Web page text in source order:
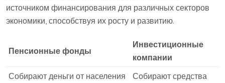
источником финансирования для различных секторов
экономики, способствуя их росту и развитию.
Пенсионные фонды
Инвестиционные
компании
Собирают деньги от населения
Собирают средства